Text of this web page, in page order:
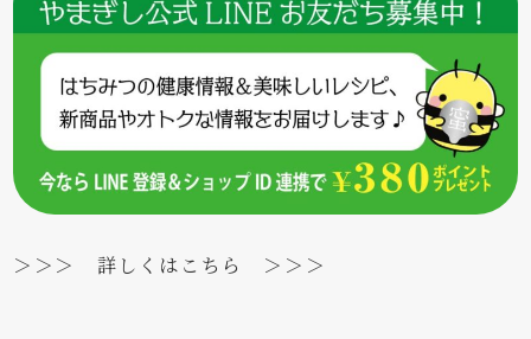
＞＞＞ 詳しくはこちら ＞＞＞